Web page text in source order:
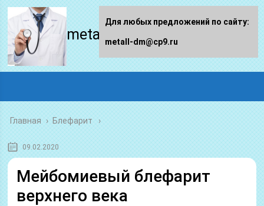
metall-dm.ru
Главная › Блефарит
09.02.2020
Мейбомиевый блефарит
верхнего века
Для любых предложений по сайту:
metall-dm@cp9.ru